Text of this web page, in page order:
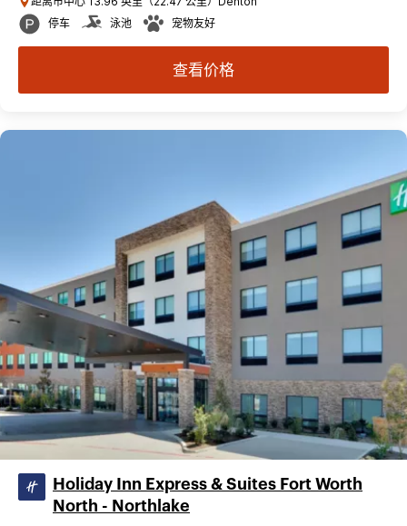
停车
泳池 宠物友好
查看价格
Holiday Inn Express & Suites Fort Worth
North - Northlake